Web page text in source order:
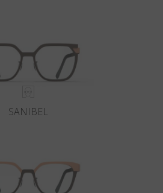
SANIBEL